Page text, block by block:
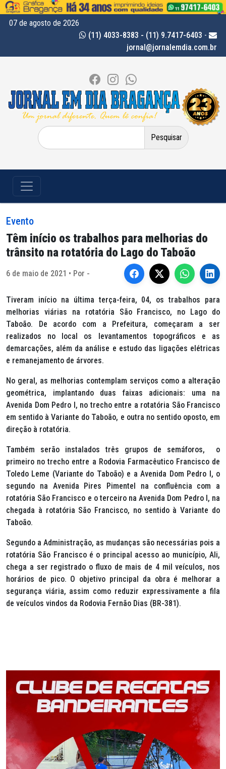
07 de agosto de 2026
(11) 4033-8383 - (11) 9.7417-6403 -
jornal@jornalemdia.com.br
Pesquisar
por:
Evento
Têm início os trabalhos para melhorias do
trânsito na rotatória do Lago do Taboão
6 de maio de 2021 • Por -
Tiveram início na última terça-feira, 04, os trabalhos para
melhorias viárias na rotatória São Francisco, no Lago do
Taboão. De acordo com a Prefeitura, começaram a ser
realizados no local os levantamentos topográficos e as
demarcações, além da análise e estudo das ligações elétricas
e remanejamento de árvores.
No geral, as melhorias contemplam serviços como a alteração
geométrica, implantando duas faixas adicionais: uma na
Avenida Dom Pedro I, no trecho entre a rotatória São Francisco
em sentido à Variante do Taboão, e outra no sentido oposto, em
direção à rotatória.
Também serão instalados três grupos de semáforos, o
primeiro no trecho entre a Rodovia Farmacêutico Francisco de
Toledo Leme (Variante do Taboão) e a Avenida Dom Pedro I, o
segundo na Avenida Pires Pimentel na confluência com a
rotatória São Francisco e o terceiro na Avenida Dom Pedro I, na
chegada à rotatória São Francisco, no sentido à Variante do
Taboão.
Segundo a Administração, as mudanças são necessárias pois a
rotatória São Francisco é o principal acesso ao município, Ali,
chega a ser registrado o fluxo de mais de 4 mil veículos, nos
horários de pico. O objetivo principal da obra é melhorar a
segurança viária, assim como reduzir expressivamente a fila
de veículos vindos da Rodovia Fernão Dias (BR-381).